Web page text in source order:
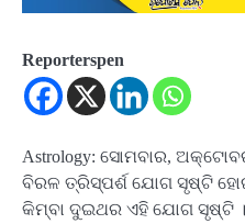
Reporterspen
Astrology: ସୋମବାର,
ବିରଳ ତ୍ରିସ୍ପର୍ଶ ଯୋଗ ସୃଷ୍ଟି
କିମ୍ବା ଦୁଇଥର ଏହି ଯୋଗ ସୃଷ୍ଟି ।